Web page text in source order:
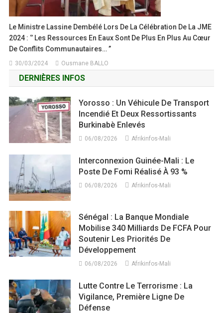
Le Ministre Lassine Dembélé Lors De La Célébration De La JME
2024 : ‘’ Les Ressources En Eaux Sont De Plus En Plus Au Cœur
De Conflits Communautaires… ’’
30/03/2024 Ousmane BALLO
DERNIÈRES INFOS
Yorosso : Un Véhicule De Transport
Incendié Et Deux Ressortissants
Burkinabè Enlevés
06/08/2026 Afrikinfos-Mali
Interconnexion Guinée-Mali : Le
Poste De Fomi Réalisé À 93 %
06/08/2026 Afrikinfos-Mali
Sénégal : La Banque Mondiale
Mobilise 340 Milliards De FCFA Pour
Soutenir Les Priorités De
Développement
06/08/2026 Afrikinfos-Mali
Lutte Contre Le Terrorisme : La
Vigilance, Première Ligne De
Défense